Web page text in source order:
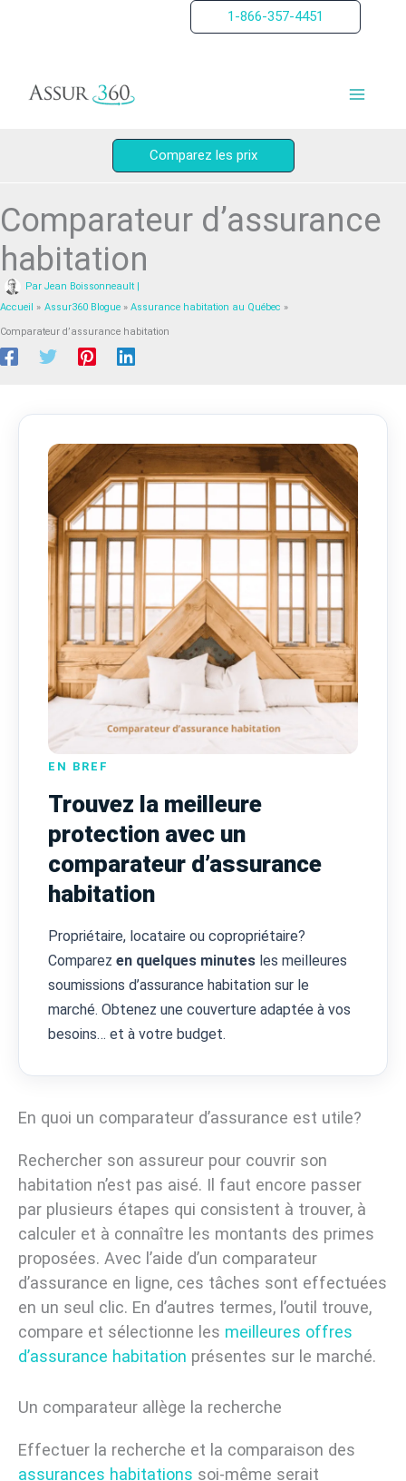
1-866-357-4451
Comparez les prix
Comparateur d’assurance
habitation
Par Jean Boissonneault |
Accueil
Assur360 Blogue Assurance habitation au Québec
Comparateur d’assurance habitation
EN BREF
Trouvez la meilleure
protection avec un
comparateur d’assurance
habitation
Propriétaire, locataire ou copropriétaire?
Comparez en quelques minutes les meilleures
soumissions d’assurance habitation sur le
marché. Obtenez une couverture adaptée à vos
besoins… et à votre budget.
En quoi un comparateur d’assurance est utile?
Rechercher son assureur pour couvrir son
habitation n’est pas aisé. Il faut encore passer
par plusieurs étapes qui consistent à trouver, à
calculer et à connaître les montants des primes
proposées. Avec l’aide d’un comparateur
d’assurance en ligne, ces tâches sont effectuées
en un seul clic. En d’autres termes, l’outil trouve,
compare et sélectionne les meilleures offres
d’assurance habitation présentes sur le marché.
Un comparateur allège la recherche
Effectuer la recherche et la comparaison des
assurances habitations soi-même serait